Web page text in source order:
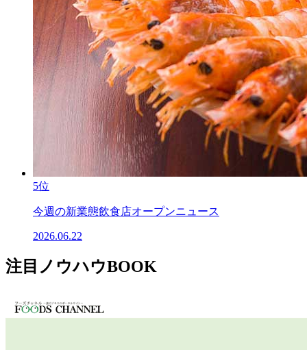
5位
今週の新業態飲食店オープンニュース
2026.06.22
注目ノウハウBOOK